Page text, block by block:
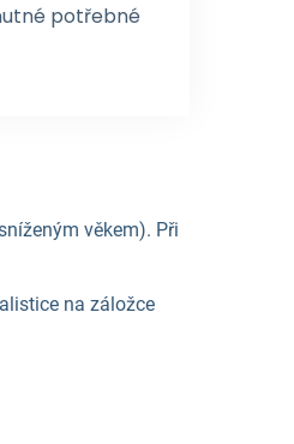
potřebné
věkem). Při
na záložce